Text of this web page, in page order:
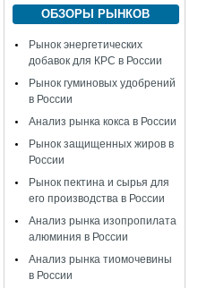
ОБЗОРЫ РЫНКОВ
Рынок энергетических
добавок для КРС в России
Рынок гуминовых удобрений
в России
Анализ рынка кокса в России
Рынок защищенных жиров в
России
Рынок пектина и сырья для
его производства в России
Анализ рынка изопропилата
алюминия в России
Анализ рынка тиомочевины
в России